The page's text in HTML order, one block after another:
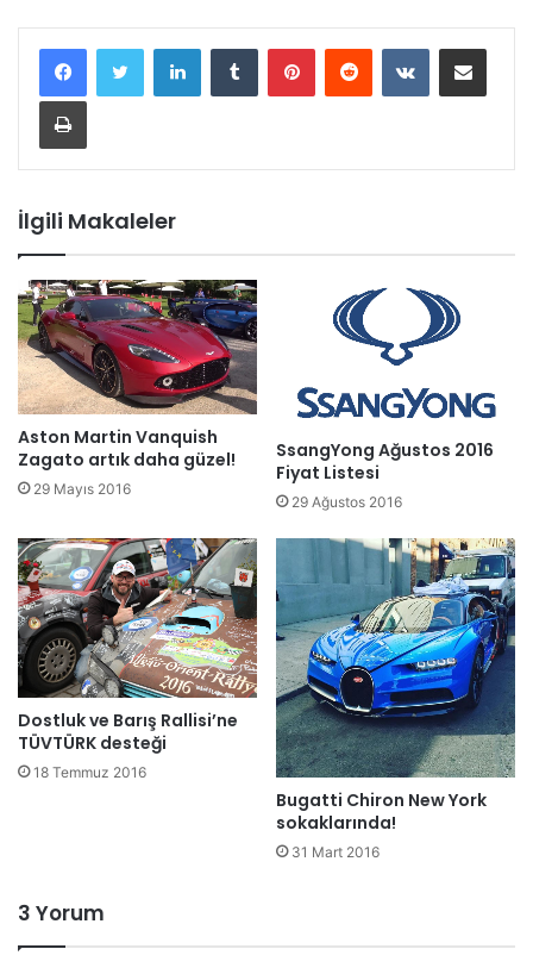
İlgili Makaleler
Aston Martin Vanquish
Zagato artık daha güzel!
29 Mayıs 2016
SsangYong Ağustos 2016
Fiyat Listesi
29 Ağustos 2016
Dostluk ve Barış Rallisi’ne
TÜVTÜRK desteği
18 Temmuz 2016
Bugatti Chiron New York
sokaklarında!
31 Mart 2016
3 Yorum